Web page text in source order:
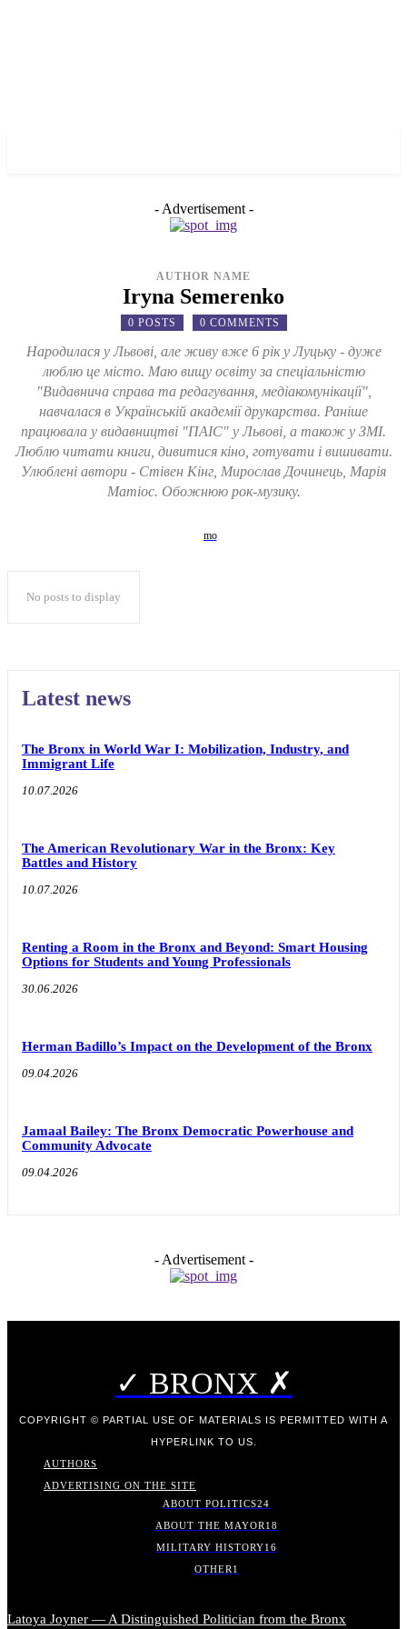
- Advertisement -
AUTHOR NAME
Iryna Semerenko
0 POSTS 0 COMMENTS
Народилася у Львові, але живу вже 6 рік у Луцьку - дуже
люблю це місто. Маю вищу освіту за спеціальністю
"Видавнича справа та редагування, медіакомунікації",
навчалася в Українській академії друкарства. Раніше
працювала у видавництві "ПАІС" у Львові, а також у ЗМІ.
Люблю читати книги, дивитися кіно, готувати і вишивати.
Улюблені автори - Стівен Кінг, Мирослав Дочинець, Марія
Матіос. Обожнюю рок-музику.
No posts to display
Latest news
The Bronx in World War I: Mobilization, Industry, and
Immigrant Life
10.07.2026
The American Revolutionary War in the Bronx: Key
Battles and History
10.07.2026
Renting a Room in the Bronx and Beyond: Smart Housing
Options for Students and Young Professionals
30.06.2026
Herman Badillo’s Impact on the Development of the Bronx
09.04.2026
Jamaal Bailey: The Bronx Democratic Powerhouse and
Community Advocate
09.04.2026
- Advertisement -
✓ BRONX ✗
COPYRIGHT © PARTIAL USE OF MATERIALS IS PERMITTED WITH A
HYPERLINK TO US.
AUTHORS
ADVERTISING ON THE SITE
ABOUT POLITICS24
ABOUT THE MAYOR 18
MILITARY HISTORY16
OTHER 1
Latoya Joyner — A Distinguished Politician from the Bronx